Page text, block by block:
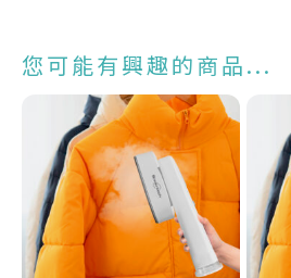
您可能有興趣的商品...